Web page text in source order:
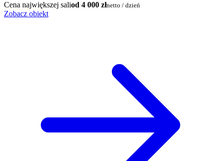
Cena największej saliod 4 000 złnetto / dzień
Zobacz obiekt